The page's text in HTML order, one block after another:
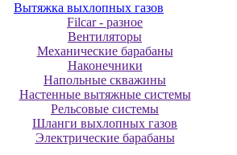
Вытяжка выхлопных газов
Filcar - разное
Вентиляторы
Механические барабаны
Наконечники
Напольные скважины
Настенные вытяжные системы
Рельсовые системы
Шланги выхлопных газов
Электрические барабаны